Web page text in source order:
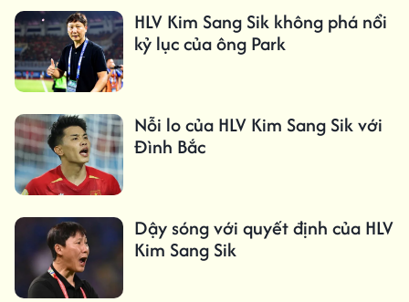
HLV Kim Sang Sik không phá nổi
kỷ lục của ông Park
Nỗi lo của HLV Kim Sang Sik với
Đình Bắc
Dậy sóng với quyết định của HLV
Kim Sang Sik